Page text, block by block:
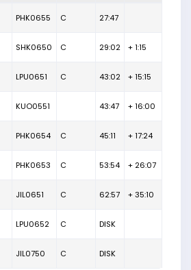
PHK0655 C 27:47
SHK0650 C 29:02 + 1:15
LPU0651 C 43:02 + 15:15
KUO0551 43:47 + 16:00
PHK0654 C 45:11 + 17:24
PHK0653 C 53:54 + 26:07
JIL0651 C 62:57 + 35:10
LPU0652 C DISK
JIL0750 C DISK